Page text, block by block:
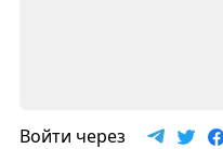
Войти через